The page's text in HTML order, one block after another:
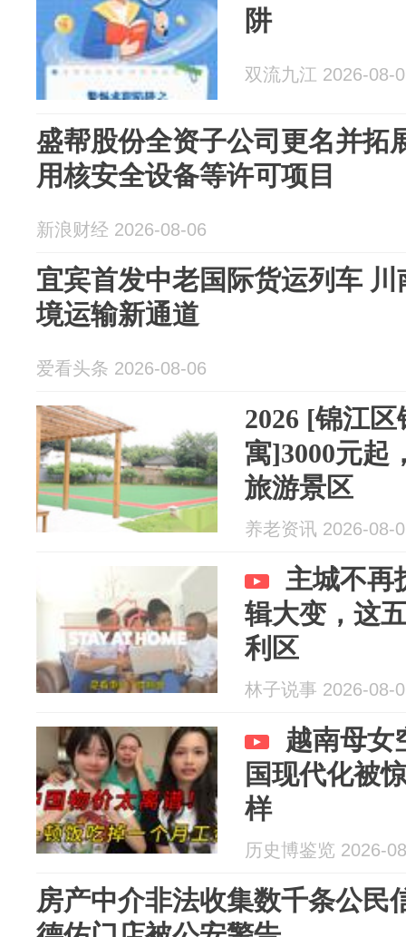
阱
双流九江 2026-08-
盛帮股份全资子公司更名并拓
用核安全设备等许可项目
新浪财经 2026-08-06
宜宾首发中老国际货运列车
境运输新通道
爱看头条 2026-08-06
2026 [锦江区锦欣花乡老年公
寓]3000元起
旅游景区
养老资讯 2026-08-
主城不再
辑大变，这
利区
林子说事 2026-08-
越南母女
国现代化被
样
历史博鉴览 2026-
房产中介非法收集数千条公民